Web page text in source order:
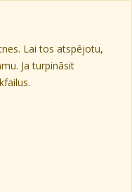
Lai tos atspējotu,
Ja turpināsit